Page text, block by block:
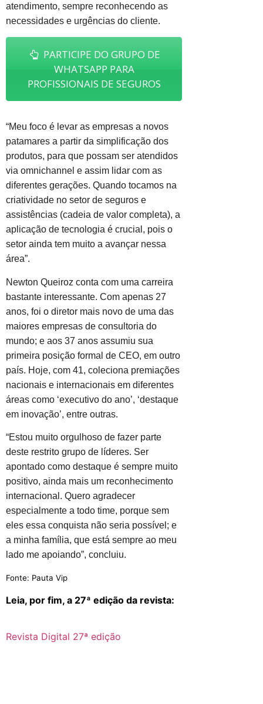
atendimento, sempre reconhecendo as
necessidades e urgências do cliente.
PARTICIPE DO GRUPO DE
WHATSAPP PARA
PROFISSIONAIS DE SEGUROS
“Meu foco é levar as empresas a novos
patamares a partir da simplificação dos
produtos, para que possam ser atendidos
via omnichannel e assim lidar com as
diferentes gerações. Quando tocamos na
criatividade no setor de seguros e
assistências (cadeia de valor completa), a
aplicação de tecnologia é crucial, pois o
setor ainda tem muito a avançar nessa
área”.
Newton Queiroz conta com uma carreira
bastante interessante. Com apenas 27
anos, foi o diretor mais novo de uma das
maiores empresas de consultoria do
mundo; e aos 37 anos assumiu sua
primeira posição formal de CEO, em outro
país. Hoje, com 41, coleciona premiações
nacionais e internacionais em diferentes
áreas como ‘executivo do ano’, ‘destaque
em inovação’, entre outras.
“Estou muito orgulhoso de fazer parte
deste restrito grupo de líderes. Ser
apontado como destaque é sempre muito
positivo, ainda mais um reconhecimento
internacional. Quero agradecer
especialmente a todo time, porque sem
eles essa conquista não seria possível; e
a minha família, que está sempre ao meu
lado me apoiando”, concluiu.
Fonte: Pauta Vip
Leia, por fim, a 27ª edição da revista:
Revista Digital 27ª edição